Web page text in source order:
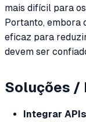
mais difícil para
Portanto, embora
eficaz para
devem ser
Soluções /
Integrar